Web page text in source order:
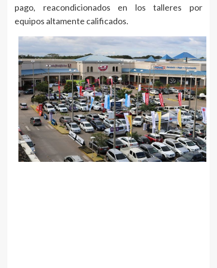
pago, reacondicionados en los talleres por
equipos altamente calificados.